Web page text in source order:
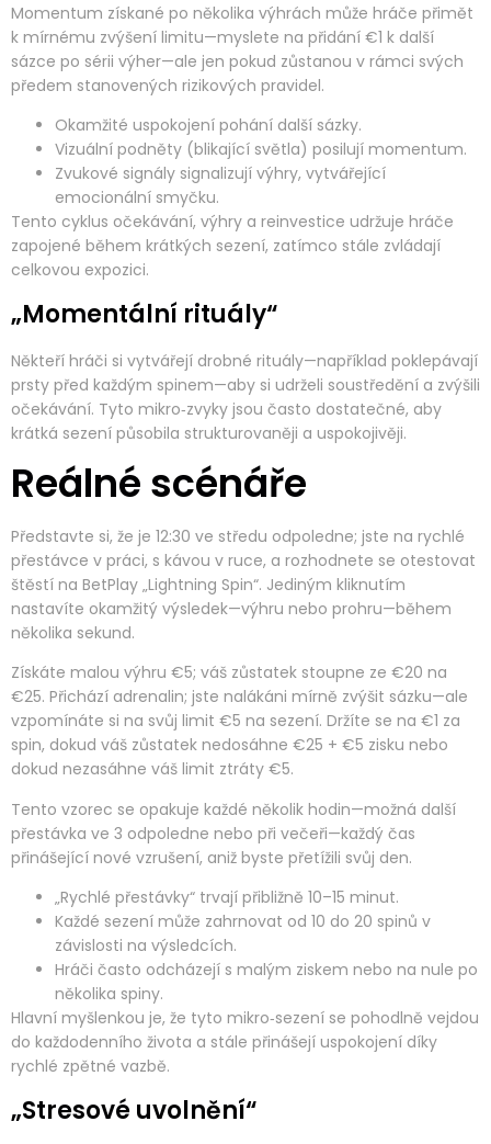
Momentum získané po několika výhrách může hráče přimět
k mírnému zvýšení limitu—myslete na přidání €1 k další
sázce po sérii výher—ale jen pokud zůstanou v rámci svých
předem stanovených rizikových pravidel.
Okamžité uspokojení pohání další sázky.
Vizuální podněty (blikající světla) posilují momentum.
Zvukové signály signalizují výhry, vytvářející
emocionální smyčku.
Tento cyklus očekávání, výhry a reinvestice udržuje hráče
zapojené během krátkých sezení, zatímco stále zvládají
celkovou expozici.
„Momentální rituály“
Někteří hráči si vytvářejí drobné rituály—například poklepávají
prsty před každým spinem—aby si udrželi soustředění a zvýšili
očekávání. Tyto mikro‑zvyky jsou často dostatečné, aby
krátká sezení působila strukturovaněji a uspokojivěji.
Reálné scénáře
Představte si, že je 12:30 ve středu odpoledne; jste na rychlé
přestávce v práci, s kávou v ruce, a rozhodnete se otestovat
štěstí na BetPlay „Lightning Spin“. Jediným kliknutím
nastavíte okamžitý výsledek—výhru nebo prohru—během
několika sekund.
Získáte malou výhru €5; váš zůstatek stoupne ze €20 na
€25. Přichází adrenalin; jste nalákáni mírně zvýšit sázku—ale
vzpomínáte si na svůj limit €5 na sezení. Držíte se na €1 za
spin, dokud váš zůstatek nedosáhne €25 + €5 zisku nebo
dokud nezasáhne váš limit ztráty €5.
Tento vzorec se opakuje každé několik hodin—možná další
přestávka ve 3 odpoledne nebo při večeři—každý čas
přinášející nové vzrušení, aniž byste přetížili svůj den.
„Rychlé přestávky“ trvají přibližně 10–15 minut.
Každé sezení může zahrnovat od 10 do 20 spinů v
závislosti na výsledcích.
Hráči často odcházejí s malým ziskem nebo na nule po
několika spiny.
Hlavní myšlenkou je, že tyto mikro‑sezení se pohodlně vejdou
do každodenního života a stále přinášejí uspokojení díky
rychlé zpětné vazbě.
„Stresové uvolnění“